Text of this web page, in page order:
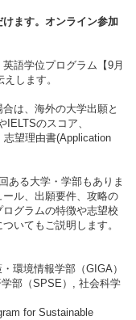
ます。オンライン参加
語学位プログラム【9月
します。
は、海外の大学出願と
のスコア、
志望理由書(Application
ある大学・学部もありま
ル、出願要件、攻略の
グラムの特徴や志望校
いてもご説明します。
環境情報学部（GIGA）
部（SPSE）, 社会科学
for Sustainable